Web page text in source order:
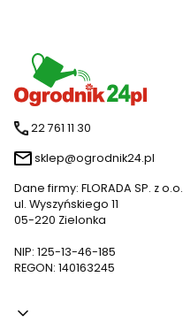
22 761 11 30
sklep@ogrodnik24.pl
Dane firmy: FLORADA SP. z o.o.
ul. Wyszyńskiego 11
05-220 Zielonka
NIP: 125-13-46-185
REGON: 140163245
Linki w stopce